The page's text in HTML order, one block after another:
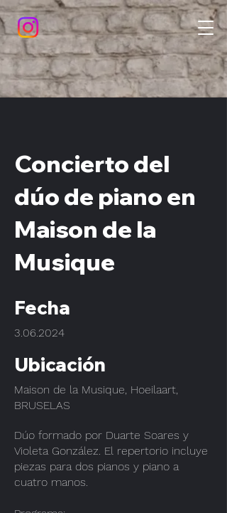
Concierto del
dúo de piano en
Maison de la
Musique
Fecha
3.06.2024
Ubicación
Maison de la Musique, Hoeilaart,
BRUSELAS
Dúo formado por Duarte Soares y
Violeta González. El repertorio incluye
piezas para dos pianos y piano a
cuatro manos.